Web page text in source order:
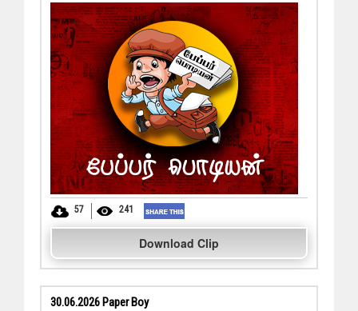
57 241
Download Clip
30.06.2026 Paper Boy